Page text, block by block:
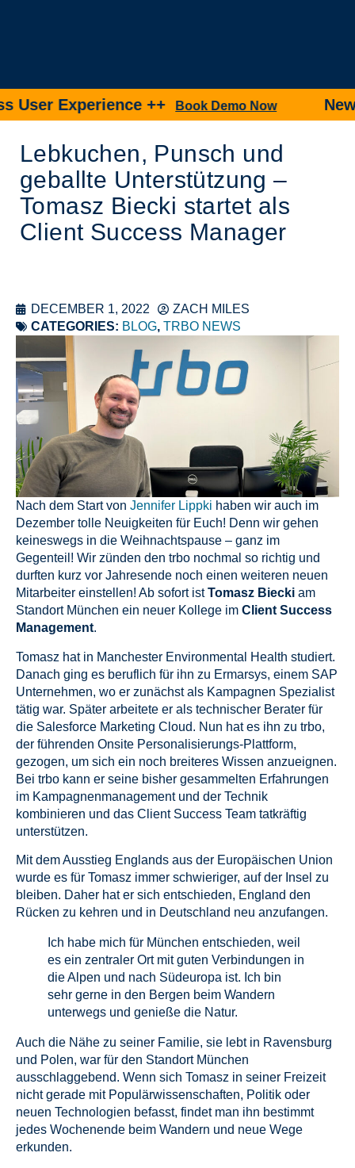
Experience ++ Book Demo Now New
Lebkuchen, Punsch und
geballte Unterstützung –
Tomasz Biecki startet als
Client Success Manager
DECEMBER 1, 2022
ZACH MILES
CATEGORIES: BLOG, TRBO NEWS
Nach dem Start von Jennifer Lippki haben wir auch im
Dezember tolle Neuigkeiten für Euch! Denn wir gehen
keineswegs in die Weihnachtspause – ganz im
Gegenteil! Wir zünden den trbo nochmal so richtig und
durften kurz vor Jahresende noch einen weiteren neuen
Mitarbeiter einstellen! Ab sofort istTomasz Biecki am
Standort München ein neuer Kollege im Client Success
Management.
Tomasz hat in Manchester Environmental Health studiert.
Danach ging es beruflich für ihn zu Ermarsys, einem SAP
Unternehmen, wo er zunächst als Kampagnen Spezialist
tätig war. Später arbeitete er als technischer Berater für
die Salesforce Marketing Cloud. Nun hat es ihn zu trbo,
der führenden Onsite Personalisierungs-Plattform,
gezogen, um sich ein noch breiteres Wissen anzueignen.
Bei trbo kann er seine bisher gesammelten Erfahrungen
im Kampagnenmanagement und der Technik
kombinieren und das Client Success Team tatkräftig
unterstützen.
Mit dem Ausstieg Englands aus der Europäischen Union
wurde es für Tomasz immer schwieriger, auf der Insel zu
bleiben. Daher hat er sich entschieden, England den
Rücken zu kehren und in Deutschland neu anzufangen.
Ich habe mich für München entschieden, weil
es ein zentraler Ort mit guten Verbindungen in
die Alpen und nach Südeuropa ist. Ich bin
sehr gerne in den Bergen beim Wandern
unterwegs und genieße die Natur.
Auch die Nähe zu seiner Familie, sie lebt in Ravensburg
und Polen, war für den Standort München
ausschlaggebend. Wenn sich Tomasz in seiner Freizeit
nicht gerade mit Populärwissenschaften, Politik oder
neuen Technologien befasst, findet man ihn bestimmt
jedes Wochenende beim Wandern und neue Wege
erkunden.